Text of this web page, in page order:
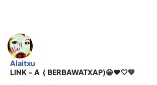
Alaitxu
LINK - A ( BERBAWATXAP)😁❤️🤍💚